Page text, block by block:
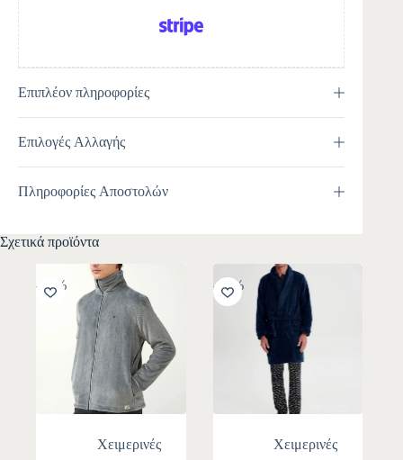
Επιπλέον πληροφορίες
Επιλογές Αλλαγής
Πληροφορίες Αποστολών
Σχετικά προϊόντα
-30%
Χειμερινές
-30%
Χειμερινές